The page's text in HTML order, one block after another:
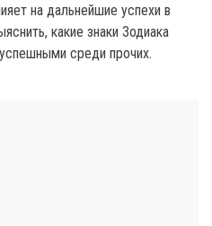
на дальнейшие успехи в
какие знаки Зодиака
среди прочих.